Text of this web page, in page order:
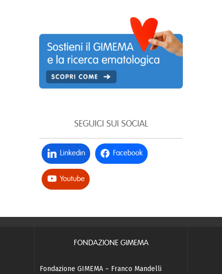
SEGUICI SUI SOCIAL
Linkedin Facebook
Youtube
FONDAZIONE GIMEMA
Fondazione GIMEMA – Franco Mandelli